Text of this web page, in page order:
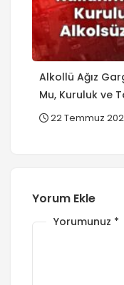
Alkollü Ağız
Mu, Kuruluk ve
Var Mı?
22 Temmuz
Yorum Ekle
Yorumunuz *